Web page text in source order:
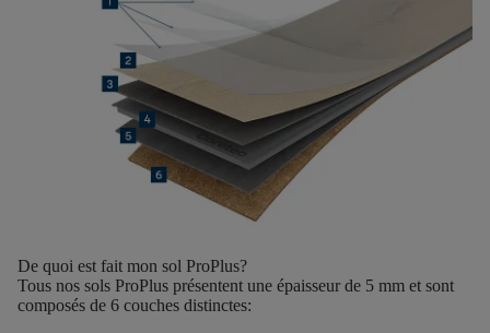
De quoi est fait mon sol ProPlus?
Tous nos sols ProPlus présentent une épaisseur de 5 mm et sont
composés de 6 couches distinctes: